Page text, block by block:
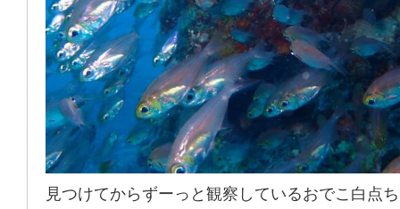
見つけてからずーっと観察しているおでこ白点